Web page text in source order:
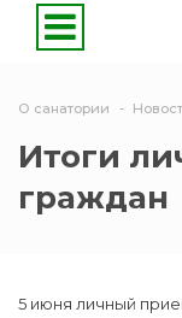
О санатории
Итоги
граждан
5 июня личный